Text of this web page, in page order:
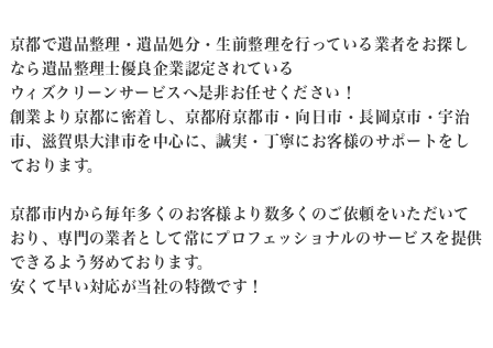
京都で遺品整理・遺品処分・生前整理を行っている業者をお探し
なら遺品整理士優良企業認定されている
ウィズクリーンサービスへ是非お任せください！
創業より京都に密着し、京都府京都市・向日市・長岡京市・宇治
市、滋賀県大津市を中心に、誠実・丁寧にお客様のサポートをし
ております。
京都市内から毎年多くのお客様より数多くのご依頼をいただいて
おり、専門の業者として常にプロフェッショナルのサービスを提供
できるよう努めております。
安くて早い対応が当社の特徴です！